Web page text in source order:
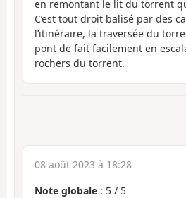
en remontant le lit du torrent
C’est tout droit balisé par des
l’itinéraire, la traversée du
pont de fait facilement en
rochers du torrent.
08 août 2023 à 18:28
Note globale : 5 / 5